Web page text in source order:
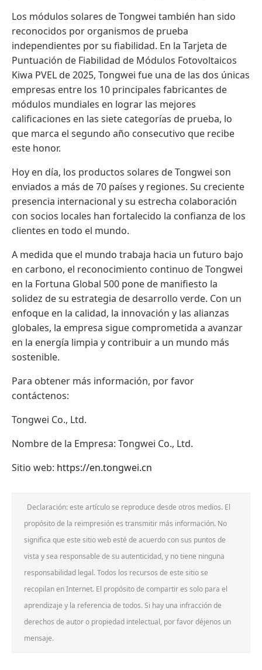
Los módulos solares de Tongwei también han sido
reconocidos por organismos de prueba
independientes por su fiabilidad. En la Tarjeta de
Puntuación de Fiabilidad de Módulos Fotovoltaicos
Kiwa PVEL de 2025, Tongwei fue una de las dos únicas
empresas entre los 10 principales fabricantes de
módulos mundiales en lograr las mejores
calificaciones en las siete categorías de prueba, lo
que marca el segundo año consecutivo que recibe
este honor.
Hoy en día, los productos solares de Tongwei son
enviados a más de 70 países y regiones. Su creciente
presencia internacional y su estrecha colaboración
con socios locales han fortalecido la confianza de los
clientes en todo el mundo.
A medida que el mundo trabaja hacia un futuro bajo
en carbono, el reconocimiento continuo de Tongwei
en la Fortuna Global 500 pone de manifiesto la
solidez de su estrategia de desarrollo verde. Con un
enfoque en la calidad, la innovación y las alianzas
globales, la empresa sigue comprometida a avanzar
en la energía limpia y contribuir a un mundo más
sostenible.
Para obtener más información, por favor
contáctenos:
Tongwei Co., Ltd.
Nombre de la Empresa: Tongwei Co., Ltd.
Sitio web: https://en.tongwei.cn
Declaración: este artículo se reproduce desde otros medios. El
propósito de la reimpresión es transmitir más información. No
significa que este sitio web esté de acuerdo con sus puntos de
vista y sea responsable de su autenticidad, y no tiene ninguna
responsabilidad legal. Todos los recursos de este sitio se
recopilan en Internet. El propósito de compartir es solo para el
aprendizaje y la referencia de todos. Si hay una infracción de
derechos de autor o propiedad intelectual, por favor déjenos un
mensaje.